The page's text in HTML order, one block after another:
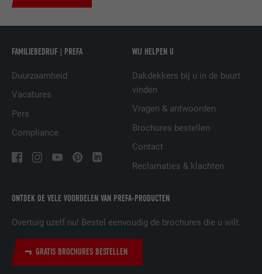
ONTDEK DE VELE VOORDELEN VAN PREFA-PRODUCTEN
Overtuig uzelf nu! Bestel eenvoudig de brochures die u wilt.
GRATIS BROCHURES BESTELLEN
FAMILIEBEDRIJF | PREFA
Duurzaamheid
Vacatures
Pers
Compliance
WIJ HELPEN U
Dakdekkers bij u in de buurt
vinden
Vragen & antwoorden
Brochures bestellen
Contact
Reclamaties & klachten
NAAM UserMatchHistory
AANBIEDER
VERVALTIJD
Wordt gebruikt om bezoekers op meerdere
voorkeuren van de bezoeker relevante
reclame te presenteren.